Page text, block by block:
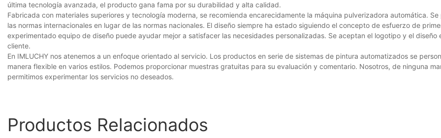
última tecnología avanzada, el producto gana fama por su durabilidad y alta calidad.
Fabricada con materiales superiores y tecnología moderna, se recomienda encarecidamente la máquina pulverizadora automática. Se
las normas internacionales en lugar de las normas nacionales. El diseño siempre ha estado siguiendo el concepto de esfuerzo de
experimentado equipo de diseño puede ayudar mejor a satisfacer las necesidades personalizadas. Se aceptan el logotipo y el diseño
cliente.
En IMLUCHY nos atenemos a un enfoque orientado al servicio. Los productos en serie de sistemas de pintura automatizados se
manera flexible en varios estilos. Podemos proporcionar muestras gratuitas para su evaluación y comentario. Nosotros, de ninguna
permitimos experimentar los servicios no deseados.
Productos Relacionados